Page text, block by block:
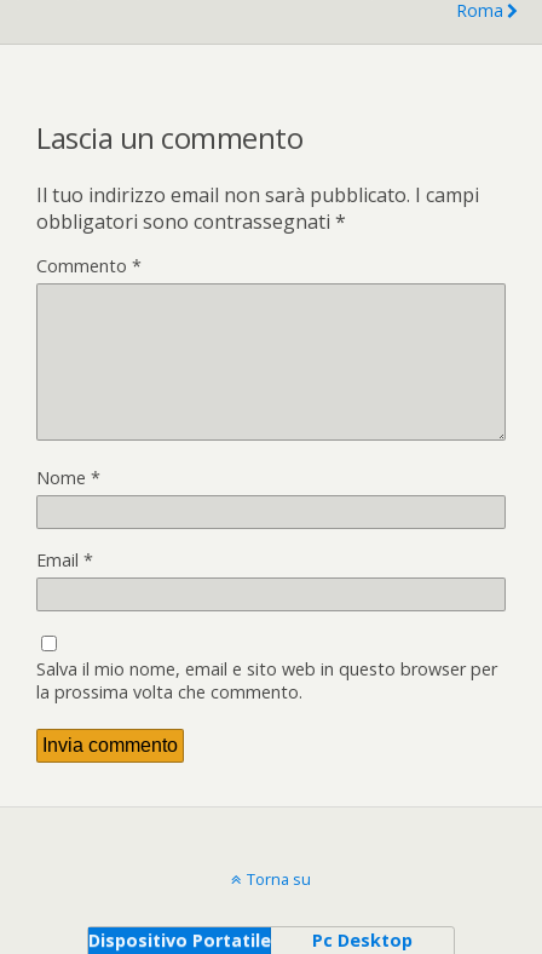
Roma
Lascia un commento
Il tuo indirizzo email non sarà pubblicato. I campi
obbligatori sono contrassegnati *
Commento *
Nome *
Email *
Salva il mio nome, email e sito web in questo browser per
la prossima volta che commento.
Torna su
Dispositivo Portatile Pc Desktop